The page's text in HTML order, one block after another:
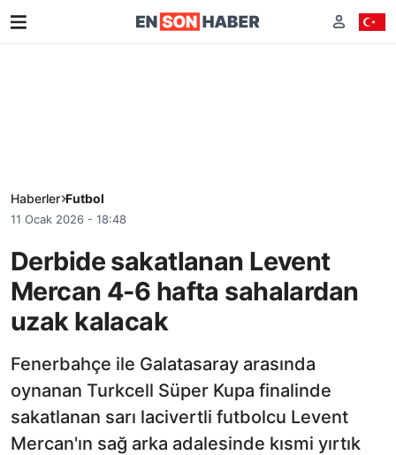
Haberler Futbol
11 Ocak 2026 - 18:48
Derbide sakatlanan Levent
Mercan 4-6 hafta sahalardan
uzak kalacak
Fenerbahçe ile Galatasaray arasında
oynanan Turkcell Süper Kupa finalinde
sakatlanan sarı lacivertli futbolcu Levent
Mercan'ın sağ arka adalesinde kısmi yırtık